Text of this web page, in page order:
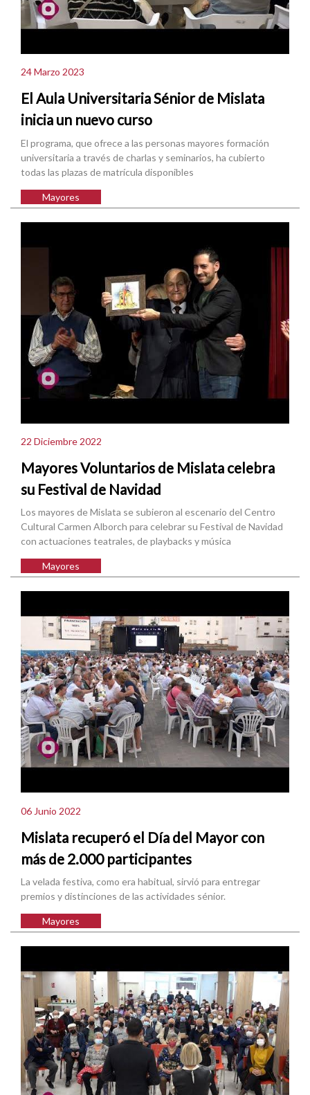
24 Marzo 2023
El Aula Universitaria Sénior de Mislata
inicia un nuevo curso
El programa, que ofrece a las personas mayores formación
universitaria a través de charlas y seminarios, ha cubierto
todas las plazas de matrícula disponibles
Mayores
22 Diciembre 2022
Mayores Voluntarios de Mislata celebra
su Festival de Navidad
Los mayores de Mislata se subieron al escenario del Centro
Cultural Carmen Alborch para celebrar su Festival de Navidad
con actuaciones teatrales, de playbacks y música
Mayores
06 Junio 2022
Mislata recuperó el Día del Mayor con
más de 2.000 participantes
La velada festiva, como era habitual, sirvió para entregar
premios y distinciones de las actividades sénior.
Mayores